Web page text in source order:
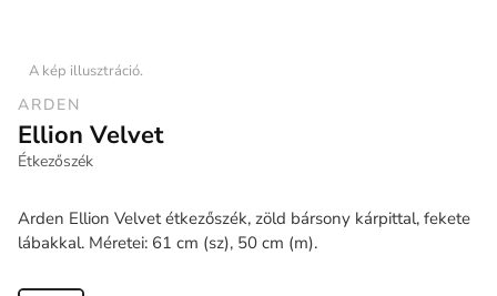
A kép illusztráció.
ARDEN
Ellion Velvet
Étkezőszék
Arden Ellion Velvet étkezőszék, zöld bársony kárpittal, fekete
lábakkal. Méretei: 61 cm (sz), 50 cm (m).